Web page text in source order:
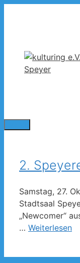
2.
Samstag, 27.
Stadtsaal
„Newcomer“
… Weiterlesen